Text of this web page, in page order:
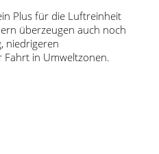
Plus für die Luftreinheit
überzeugen auch noch
niedrigeren
in Umweltzonen.